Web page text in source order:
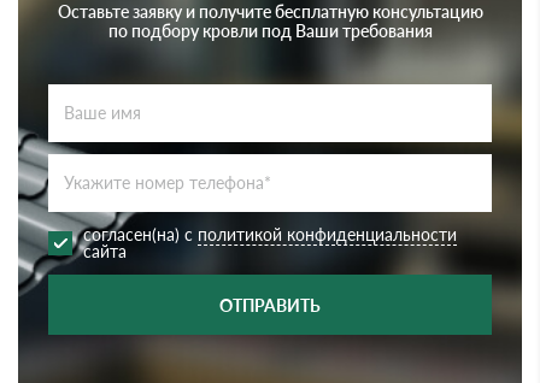
Оставьте заявку и получите бесплатную консультацию
по подбору кровли под Ваши требования
согласен(на) с политикой конфиденциальности
сайта
ОТПРАВИТЬ